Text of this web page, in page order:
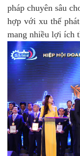
pháp chuyên sâu
hợp với xu thế
mang nhiều lợi ích